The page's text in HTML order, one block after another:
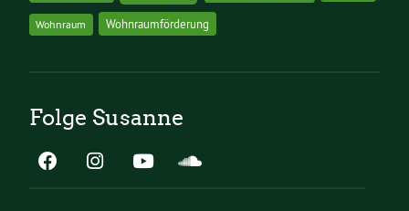
Wohnraum Wohnraumförderung
Folge Susanne